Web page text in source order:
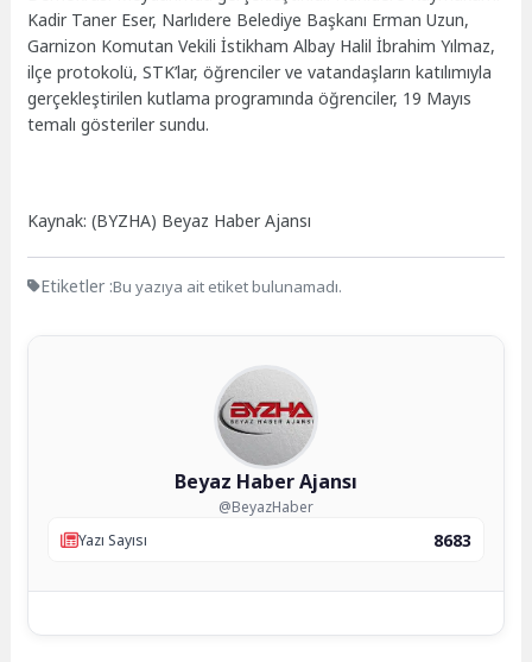
Kadir Taner Eser, Narlıdere Belediye Başkanı Erman Uzun,
Garnizon Komutan Vekili İstikham Albay Halil İbrahim Yılmaz,
ilçe protokolü, STK’lar, öğrenciler ve vatandaşların katılımıyla
gerçekleştirilen kutlama programında öğrenciler, 19 Mayıs
temalı gösteriler sundu.
Kaynak: (BYZHA) Beyaz Haber Ajansı
Etiketler :Bu yazıya ait etiket bulunamadı.
Beyaz Haber Ajansı
@BeyazHaber
Yazı Sayısı
8683